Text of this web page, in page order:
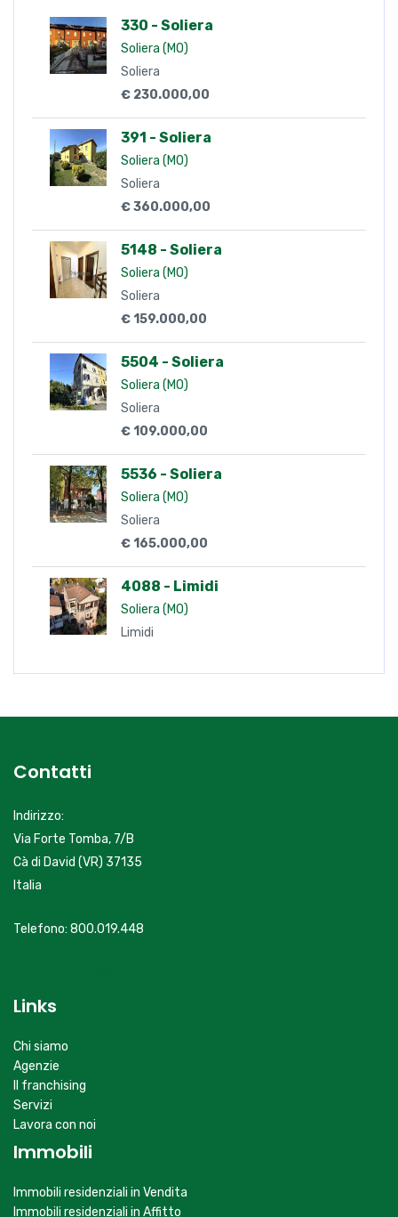
330 - Soliera
Soliera (MO)
Soliera
€ 230.000,00
391 - Soliera
Soliera (MO)
Soliera
€ 360.000,00
5148 - Soliera
Soliera (MO)
Soliera
€ 159.000,00
5504 - Soliera
Soliera (MO)
Soliera
€ 109.000,00
5536 - Soliera
Soliera (MO)
Soliera
€ 165.000,00
4088 - Limidi
Soliera (MO)
Limidi
Contatti
Indirizzo:
Via Forte Tomba, 7/B
Cà di David (VR) 37135
Italia
Telefono: 800.019.448
Links
Chi siamo
Agenzie
Il franchising
Servizi
Lavora con noi
Immobili
Immobili residenziali in Vendita
Immobili residenziali in Affitto